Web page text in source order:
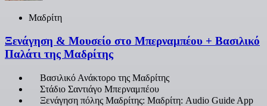
Μαδρίτη
Ξενάγηση & Μουσείο στο Μπερναμπέου + Βασιλικό
Παλάτι της Μαδρίτης
Βασιλικό Ανάκτορο της Μαδρίτης
Στάδιο Σαντιάγο Μπερναμπέου
Ξενάγηση πόλης Μαδρίτης: Μαδρίτη: Audio Guide App